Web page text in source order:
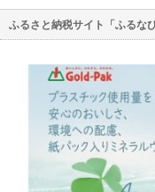
ふるさと納税サイト「ふるなび